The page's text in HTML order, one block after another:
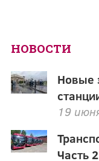
НОВОСТИ
Новые
19
Часть